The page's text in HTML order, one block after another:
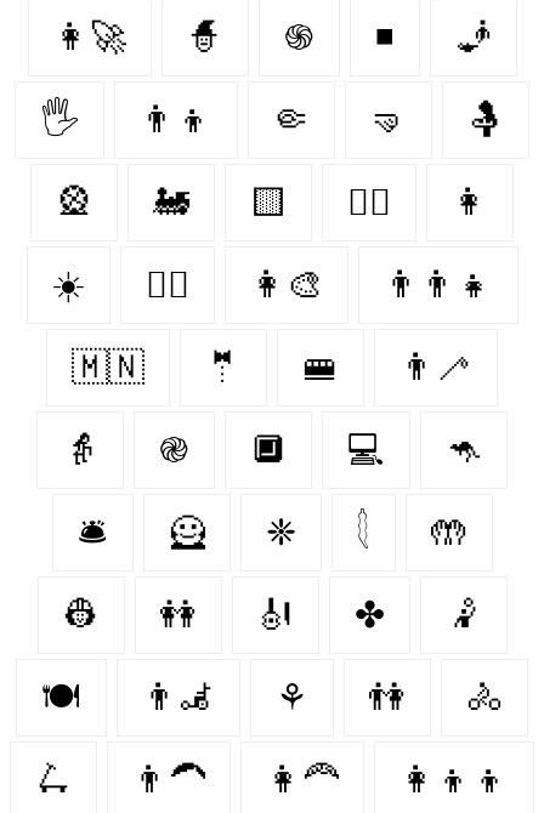
👩‍🚀 🧙‍ ֍ ◾ 🧞‍
🖐 👨‍👦 🤏 🤜 🤱
🎡 🚂 🟨 👩‍✈️ 👩‍
☀️ 👩‍⚖️ 👩‍🎨 👨‍👨‍👧
🇲🇳 🤵‍ 🚝 👨‍🦯‍
👵 ֎ 🔲 💻 🦘
🛎 🦸‍ ❈ 𓇛 🤲
👷 👭 🎻 ✤ 🤾
🍽 👨‍🦼 ⚘ 👫 🚴‍
🛴 👨‍🦱 👩‍🦰 👩‍👦‍👦